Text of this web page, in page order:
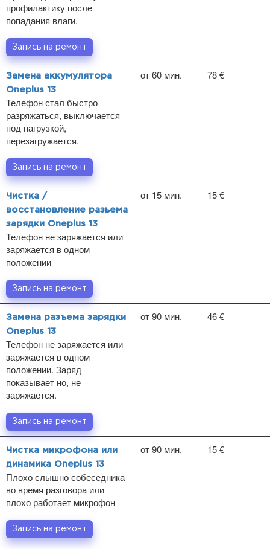
профилактику после
попадания влаги.
Запись на ремонт
Замена аккумулятора
Oneplus 13
Телефон стал быстро
разряжаться, выключается
под нагрузкой,
перезагружается.
от 60 мин. 78 €
Запись на ремонт
Чистка /
восстановление разьема
зарядки Oneplus 13
Телефон не заряжается или
заряжается в одном
положении
от 15 мин. 15 €
Запись на ремонт
Замена разъема зарядки
Oneplus 13
Телефон не заряжается или
заряжается в одном
положении. Заряд
показывает но, не
заряжается.
от 90 мин. 46 €
Запись на ремонт
Чистка микрофона или
динамика Oneplus 13
Плохо слышно собеседника
во время разговора или
плохо работает микрофон
от 90 мин. 15 €
Запись на ремонт